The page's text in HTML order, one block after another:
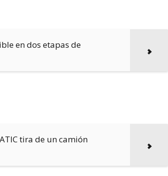
en dos etapas de
tira de un camión